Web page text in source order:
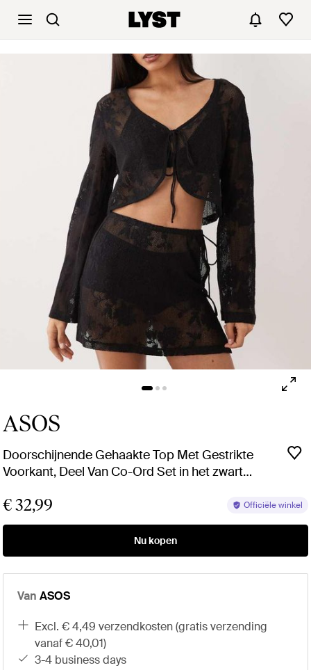
ASOS
Doorschijnende Gehaakte Top Met Gestrikte
Voorkant, Deel Van Co-Ord Set in het zwart
€ 32,99 Officiële winkel
Nu kopen
Van ASOS
excl. € 4,49 verzendkosten (gratis verzending
vanaf € 40,01)
3-4 business days